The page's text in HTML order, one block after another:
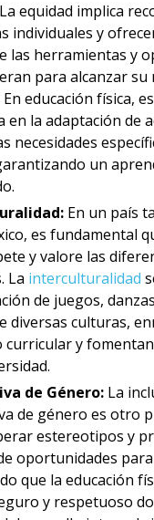
La equidad implica
individuales y
las herramientas y
para alcanzar su
educación física,
en la adaptación de
necesidades
un
En un país
es fundamental
y valore las
La interculturalidad
de juegos,
diversas culturas,
curricular y
de Género: La
de género es otro
estereotipos y
oportunidades
que la educación
y respetuoso